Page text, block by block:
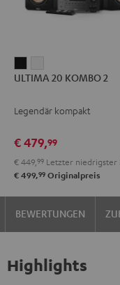
20
2
20
2
ULTIMA 20 KOMBO 2
Legendär kompakt
€ 479,99
€ 449, 99 Letzter niedrigster
€ 499,99 Originalpreis
BEWERTUNGEN
Highlights